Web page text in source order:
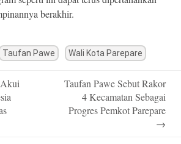
berakhir.
Taufan Pawe Wali Kota Parepare
Taufan Pawe Sebut Rakor
4 Kecamatan Sebagai
Progres Pemkot Parepare
→